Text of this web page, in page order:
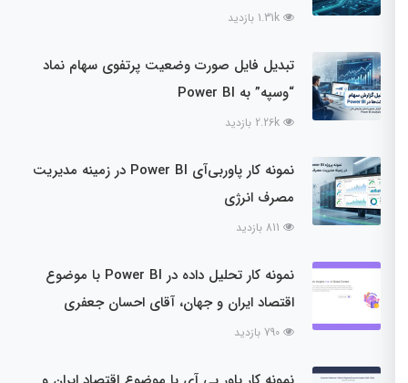
1.31k بازدید
تبدیل فایل صورت وضعیت پرتفوی سهام نماد
“وسپه” به Power BI
2.26k بازدید
نمونه کار پاوربی‌آی Power BI در زمینه مدیریت
مصرف انرژی
811 بازدید
نمونه کار تحلیل داده در Power BI با موضوع
اقتصاد ایران و جهان، آقای احسان جعفری
790 بازدید